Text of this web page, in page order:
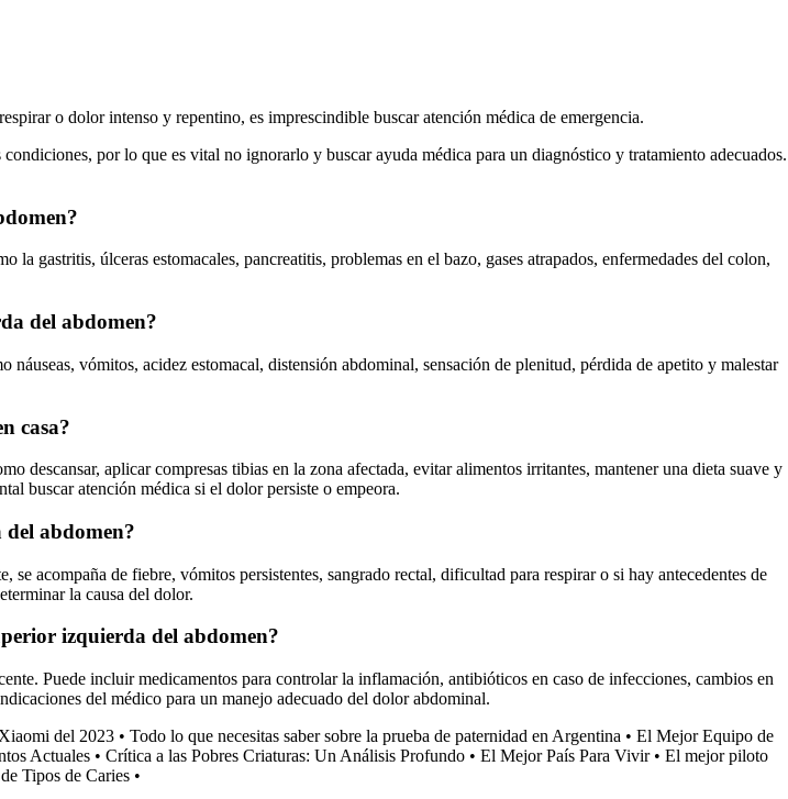
o dolor intenso y repentino, es imprescindible buscar atención médica de emergencia.
por lo que es vital no ignorarlo y buscar ayuda médica para un diagnóstico y tratamiento adecuados.
gastritis, úlceras estomacales, pancreatitis, problemas en el bazo, gases atrapados, enfermedades del colon,
del abdomen?
vómitos, acidez estomacal, distensión abdominal, sensación de plenitud, pérdida de apetito y malestar
casa?
descansar, aplicar compresas tibias en la zona afectada, evitar alimentos irritantes, mantener una dieta suave y
buscar atención médica si el dolor persiste o empeora.
abdomen?
acompaña de fiebre, vómitos persistentes, sangrado rectal, dificultad para respirar o si hay antecedentes de
la causa del dolor.
izquierda del abdomen?
Puede incluir medicamentos para controlar la inflamación, antibióticos en caso de infecciones, cambios en
del médico para un manejo adecuado del dolor abdominal.
del 2023 • Todo lo que necesitas saber sobre la prueba de paternidad en Argentina • El Mejor Equipo de
Actuales • Crítica a las Pobres Criaturas: Un Análisis Profundo • El Mejor País Para Vivir• El mejor piloto
Tipos de Caries •